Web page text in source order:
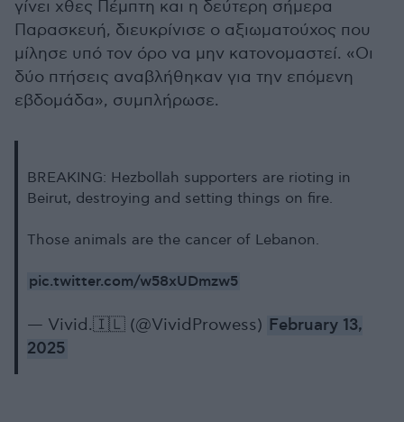
γίνει χθες Πέμπτη και η δεύτερη σήμερα
Παρασκευή, διευκρίνισε ο αξιωματούχος που
μίλησε υπό τον όρο να μην κατονομαστεί. «Οι
δύο πτήσεις αναβλήθηκαν για την επόμενη
εβδομάδα», συμπλήρωσε.
BREAKING: Hezbollah supporters are rioting in
Beirut, destroying and setting things on fire.
Those animals are the cancer of Lebanon.
pic.twitter.com/w58xUDmzw5
— Vivid.🇮🇱 (@VividProwess) February 13,
2025